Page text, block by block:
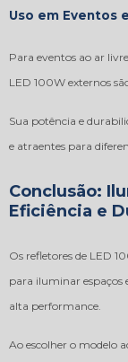
Uso em Eventos
Para eventos ao ar
LED 100W externos
Sua potência e
e atraentes para
Conclusão:
Eficiência e
Os refletores de LED
para iluminar espaços
alta performance.
Ao escolher o modelo